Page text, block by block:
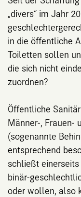
„divers“ im Jahr
in die öffentliche
Toiletten sollen
die sich nicht
zuordnen?
Öffentliche
Männer-, Frauen-
(sogenannte
entsprechend
schließt
binär-
oder wollen, also